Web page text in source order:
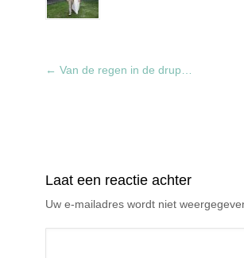
← Van de regen in de drup…
Laat een reactie achter
Uw e-mailadres wordt niet